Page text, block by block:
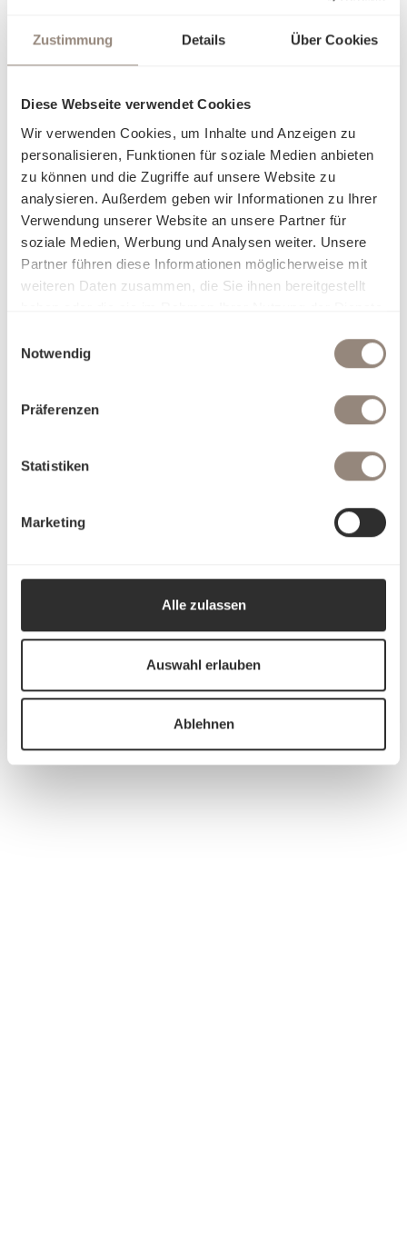
Zustimmung Details Über Cookies
Diese Webseite verwendet Cookies
Wir verwenden Cookies, um Inhalte und Anzeigen zu
personalisieren, Funktionen für soziale Medien anbieten
zu können und die Zugriffe auf unsere Website zu
analysieren. Außerdem geben wir Informationen zu Ihrer
Verwendung unserer Website an unsere Partner für
soziale Medien, Werbung und Analysen weiter. Unsere
Partner führen diese Informationen möglicherweise mit
weiteren Daten zusammen, die Sie ihnen bereitgestellt
Notwendig
Präferenzen
Statistiken
Marketing
Alle zulassen
Auswahl erlauben
Ablehnen
aufgehoben fühlen, und träumen Sie sich in Welten, die nur
für Sie geschaffen wurden.